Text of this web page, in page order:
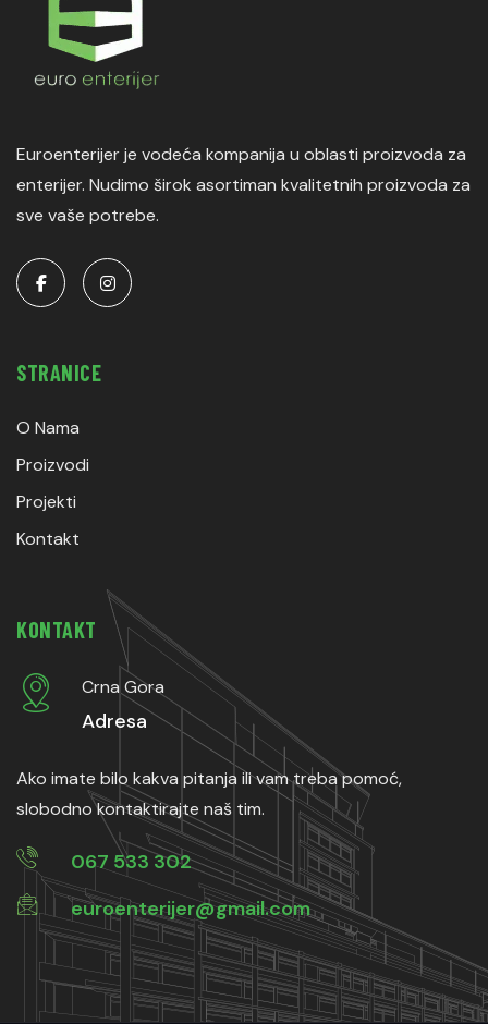
Euroenterijer je vodeća kompanija u oblasti proizvoda za
enterijer. Nudimo širok asortiman kvalitetnih proizvoda za
sve vaše potrebe.
STRANICE
O Nama
Proizvodi
Projekti
Kontakt
KONTAKT
Crna Gora
Adresa
Ako imate bilo kakva pitanja ili vam treba pomoć,
slobodno kontaktirajte naš tim.
067 533 302
euroenterijer@gmail.com